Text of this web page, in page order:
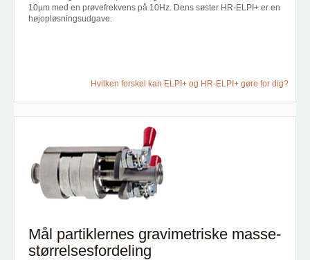
10µm med en prøvefrekvens på 10Hz. Dens søster HR-ELPI+ er en
højopløsningsudgave.
Hvilken forskel kan ELPI+ og HR-ELPI+ gøre for dig?
Mål partiklernes gravimetriske masse-
størrelsesfordeling